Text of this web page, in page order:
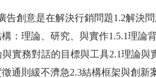
告創意是在解決行銷問題1.2解決
：理論、研究、與實作1.5.1理論
實務對話的目標與工具2.1理論
通則緩不濟急2.3結構框架與創